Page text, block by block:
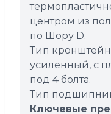
центром из
по Шору D.
Тип
усиленный, с
под 4 болта.
Тип
Ключевые